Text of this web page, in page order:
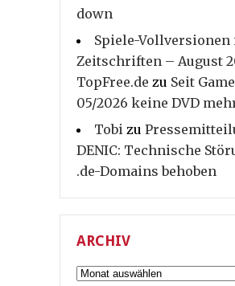
down
Spiele-Vollversionen
Zeitschriften – August
TopFree.de zu Seit
05/2026 keine DVD
Tobi zu
DENIC: Technische
.de-Domains behoben
ARCHIV
Archiv